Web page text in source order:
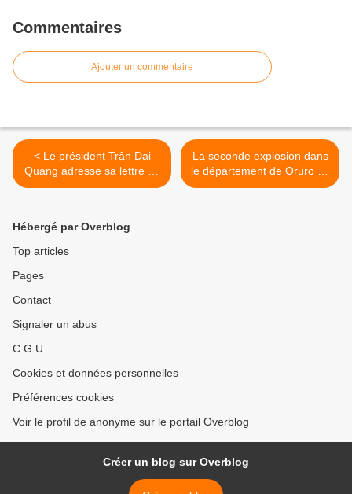
Commentaires
Ajouter un commentaire
< Le président Trân Dai
Quang adresse sa lettre de
vœux 2018
La seconde explosion dans
le département de Oruro en
Bolivie s'avère être un
Hébergé par Overblog
Top articles
Pages
Contact
Signaler un abus
C.G.U.
Cookies et données personnelles
Préférences cookies
Voir le profil de anonyme sur le portail Overblog
Créer un blog sur Overblog